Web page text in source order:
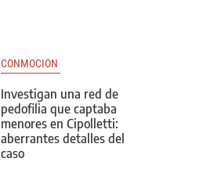
CONMOCIÓN
Investigan una red de
pedofilia que captaba
menores en Cipolletti:
aberrantes detalles del
caso